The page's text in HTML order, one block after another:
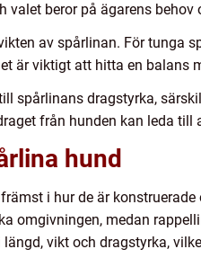
valet beror på ägarens
av spårlinan. För tunga
är viktigt att hitta en balans
spårlinans dragstyrka,
från hunden kan leda
hund
i hur de är
omgivningen, medan
vikt och dragstyrka,